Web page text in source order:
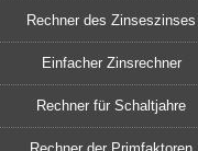
Rechner des Zinseszinses
Einfacher Zinsrechner
Rechner für Schaltjahre